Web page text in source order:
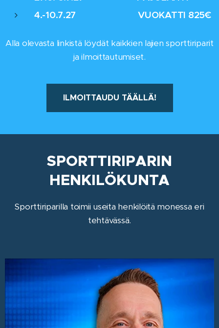
4.-10.7.27 VUOKATTI 825€
Alla olevasta linkistä löydät kaikkien lajien sporttiriparit
ja ilmoittautumiset.
ILMOITTAUDU TÄÄLLÄ!
SPORTTIRIPARIN
HENKILÖKUNTA
Sporttiriparilla toimii useita henkilöitä monessa eri
tehtävässä.